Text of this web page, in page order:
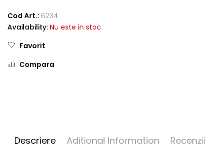
Cod Art.: 6234
Availability: Nu este in stoc
Favorit
Compara
Descriere Aditional Information Recenzii